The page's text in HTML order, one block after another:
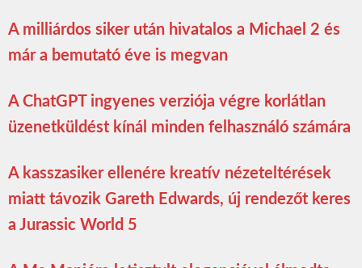
A milliárdos siker után hivatalos a Michael 2 és
már a bemutató éve is megvan
A ChatGPT ingyenes verziója végre korlátlan
üzenetküldést kínál minden felhasználó számára
A kasszasiker ellenére kreatív nézeteltérések
miatt távozik Gareth Edwards, új rendezőt keres
a Jurassic World 5